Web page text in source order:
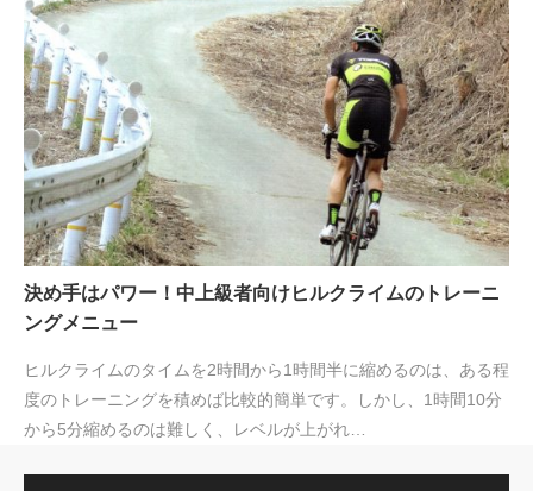
決め手はパワー！中上級者向けヒルクライムのトレーニ
ングメニュー
ヒルクライムのタイムを2時間から1時間半に縮めるのは、ある程
度のトレーニングを積めば比較的簡単です。しかし、1時間10分
から5分縮めるのは難しく、レベルが上がれ…